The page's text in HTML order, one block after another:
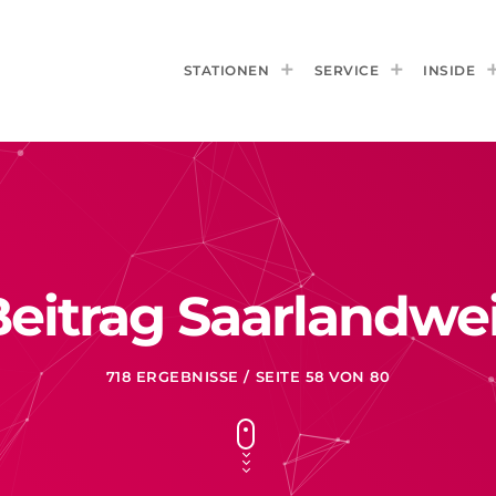
STATIONEN SERVICE INSIDE
718 ERGEBNISSE / SEITE 58 VON 80